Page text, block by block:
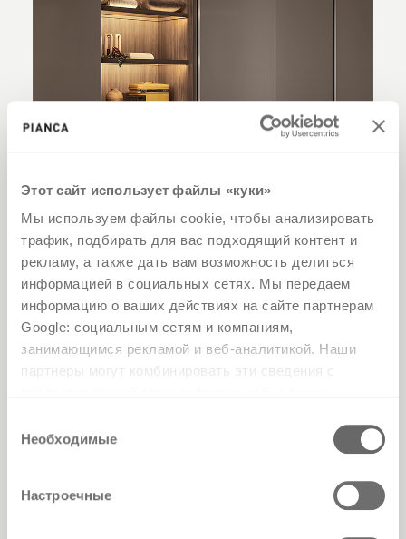
Этот сайт использует файлы «куки»
Мы используем файлы cookie, чтобы анализировать
трафик, подбирать для вас подходящий контент и
рекламу, а также дать вам возможность делиться
информацией в социальных сетях. Мы передаем
информацию о ваших действиях на сайте партнерам
Google: социальным сетям и компаниям,
занимающимся рекламой и веб-аналитикой. Наши
партнеры могут комбинировать эти сведения с
вами их сервисов.
согласия
Необходимые
Настроечные
This year’s theme, «Small steps together
daily choices, such as purchasing FSC®-
thriving forests for future generations.